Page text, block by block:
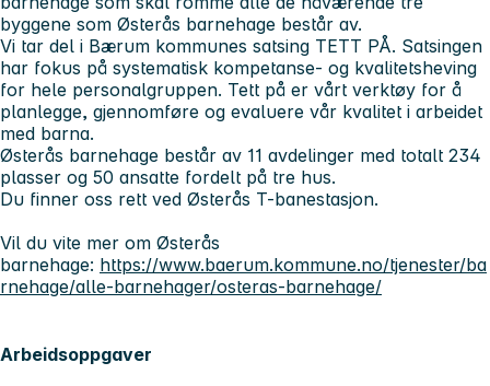
byggene som Østerås barnehage består av.
Vi tar del i Bærum kommunes satsing TETT PÅ. Satsingen
har fokus på systematisk kompetanse- og kvalitetsheving
for hele personalgruppen. Tett på er vårt verktøy for å
planlegge, gjennomføre og evaluere vår kvalitet i arbeidet
med barna.
Østerås barnehage består av 11 avdelinger med totalt 234
plasser og 50 ansatte fordelt på tre hus.
Du finner oss rett ved Østerås T-banestasjon.
Vil du vite mer om Østerås
barnehage: https://www.baerum.kommune.no/tjenester/ba
rnehage/alle-barnehager/osteras-barnehage/
Arbeidsoppgaver